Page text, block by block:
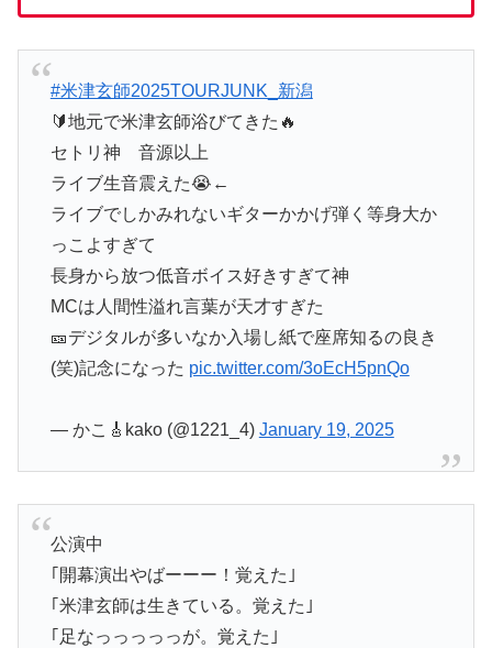
#米津玄師2025TOURJUNK_新潟
🔰地元で米津玄師浴びてきた🔥
セトリ神 音源以上
ライブ生音震えた😭←
ライブでしかみれないギターかかげ弾く等身大か
っこよすぎて
長身から放つ低音ボイス好きすぎて神
MCは人間性溢れ言葉が天才すぎた
🎫デジタルが多いなか入場し紙で座席知るの良き
(笑)記念になった pic.twitter.com/3oEcH5pnQo
— かこ🎸kako (@1221_4) January 19, 2025
公演中
｢開幕演出やばーーー！覚えた｣
｢米津玄師は生きている。覚えた｣
｢足なっっっっっが。覚えた｣